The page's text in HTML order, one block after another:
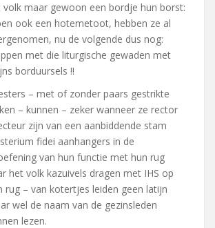
volk maar gewoon een bordje hun borst:
ook een hotemetoot, hebben ze al
nu de volgende dus nog:
met die liturgische gewaden met
borduursels !!
– met of zonder paars gestrikte
– kunnen – zeker wanneer ze rector
zijn van een aanbiddende stam
fidei aanhangers in de
van hun functie met hun rug
het volk kazuivels dragen met IHS op
rug – van kotertjes leiden geen latijn
wel de naam van de gezinsleden
lezen.